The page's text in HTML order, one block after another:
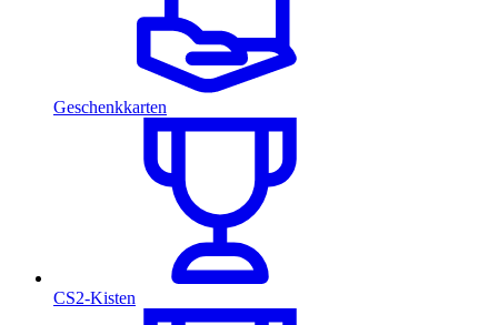
Geschenkkarten
CS2-Kisten